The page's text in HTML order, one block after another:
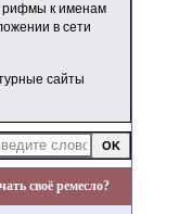
рифмы к именам
в сети
сайты
своё ремесло?